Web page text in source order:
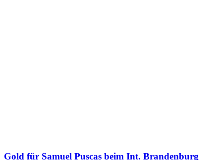
Gold für Samuel Puscas beim Int. Brandenburg